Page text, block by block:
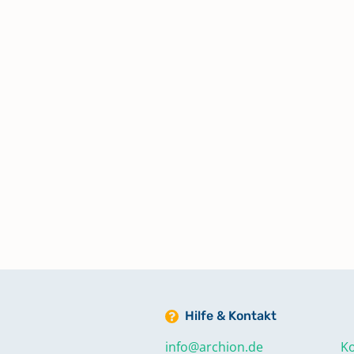
Hilfe & Kontakt
info@archion.de